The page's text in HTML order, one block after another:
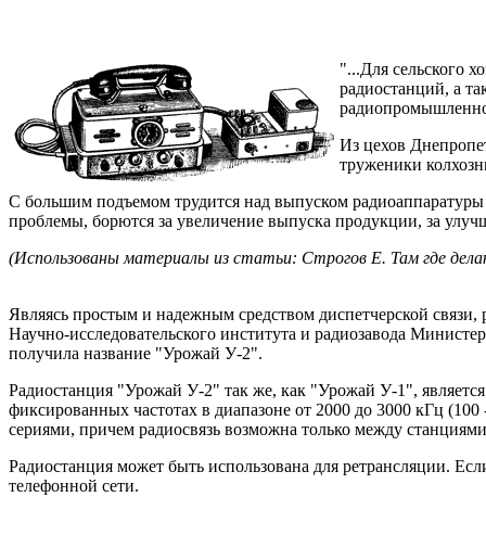
"...Для сельского
радиостанций, а
Из цехов
труженики
С большим подъемом трудится над выпуском радиоаппаратуры
проблемы, борются за увеличение выпуска продукции, за
(Использованы материалы из статьи: Строгов Е. Там где
Являясь простым и надежным средством диспетчерской
Научно-исследовательского института и радиозавода
получила название "Урожай У-2".
Радиостанция "Урожай У-2" так же, как "Урожай У-1",
фиксированных частотах в диапазоне от 2000 до 3000 кГц
сериями, причем радиосвязь возможна только между
Радиостанция может быть использована для ретрансляции.
телефонной сети.